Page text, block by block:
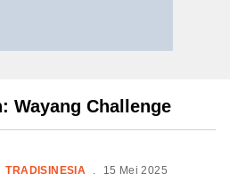
Wayang Challenge
TRADISINESIA . 15 Mei 2025